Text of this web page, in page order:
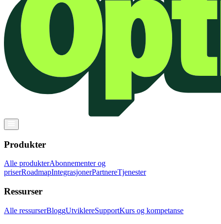
Produkter
Alle produkterAbonnementer og
priserRoadmapIntegrasjonerPartnereTjenester
Ressurser
Alle ressurserBloggUtviklereSupportKurs og kompetanse